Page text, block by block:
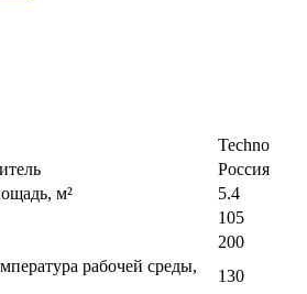
Techno
Россия
м²
5.4
105
200
рабочей среды,
130